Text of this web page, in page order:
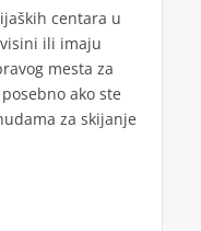
centara u
ili imaju
mesta za
ako ste
za skijanje